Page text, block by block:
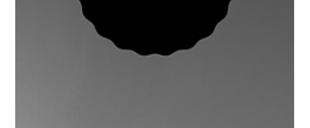
Igor Baliberdin
4 de mar.